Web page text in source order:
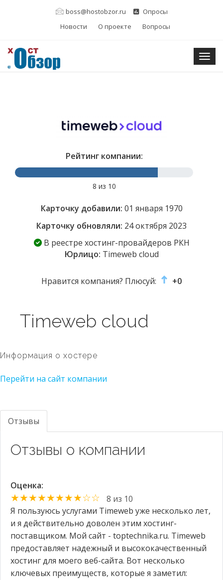
boss@hostobzor.ru
Опросы
Новости
О проекте Вопросы
Рейтинг компании:
8 из 10
Карточку добавили: 01 января 1970
Карточку обновляли: 24 октября 2023
В реестре хостинг-провайдеров РКН
Юрлицо: Timeweb cloud
Нравится компания? Плюсуй: +0
Timeweb cloud
Информация о хостере
Перейти на сайт компании
Отзывы
Отзывы о компании
Оценка:
★★★★★★★★☆☆
8 из 10
Я пользуюсь услугами Timeweb уже несколько лет,
и я действительно доволен этим хостинг-
поставщиком. Мой сайт - toptechnika.ru. Timeweb
предоставляет надежный и высококачественный
хостинг для моего веб-сайта. Вот несколько
ключевых преимуществ, которые я заметил: